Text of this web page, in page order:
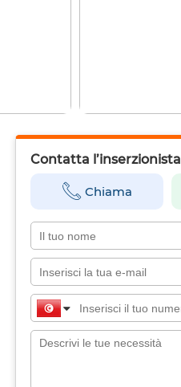
Contatta l’inserzionista
Chiama